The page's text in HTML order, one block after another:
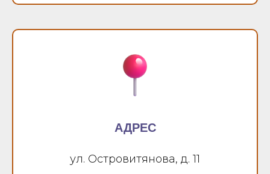
АДРЕС
ул. Островитянова, д. 11